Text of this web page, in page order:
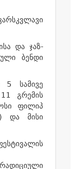
და ჯაზ-
ბენდი
5 სამივე
გრემის
ფილიპ
და მისი